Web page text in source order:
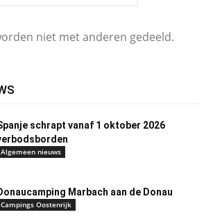
niet met anderen gedeeld.
schrapt vanaf 1 oktober 2026
Algemeen nieuws
Marbach aan de Donau
Campings Oostenrijk